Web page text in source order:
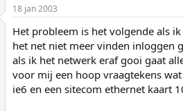
18 jan 2003
Het probleem is het volgende als
het net niet meer vinden inloggen
als ik het netwerk eraf gooi gaat
voor mij een hoop vraagtekens
ie6 en een sitecom ethernet kaart